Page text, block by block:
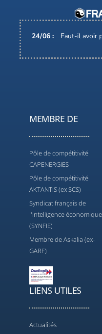
24/06 : Faut-il avoir peur
MEMBRE DE
Pôle de compétitivité
CAPENERGIES
Pôle de compétitivité
AKTANTIS (ex SCS)
Syndicat français de
l'intelligence économique
(SYNFIE)
Membre de Askalia (ex-
GARF)
LIENS UTILES
Actualités